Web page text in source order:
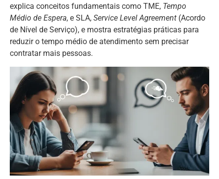
explica conceitos fundamentais como TME, Tempo
Médio de Espera, e SLA, Service Level Agreement (Acordo
de Nível de Serviço), e mostra estratégias práticas para
reduzir o tempo médio de atendimento sem precisar
contratar mais pessoas.